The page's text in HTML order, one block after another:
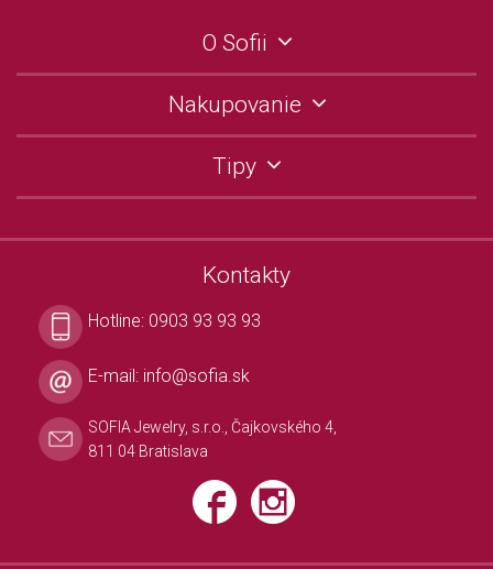
O Sofii
Nakupovanie
Tipy
Kontakty
Hotline: 0903 93 93 93
E-mail: info@sofia.sk
SOFIA Jewelry, s.r.o., Čajkovského 4,
811 04 Bratislava